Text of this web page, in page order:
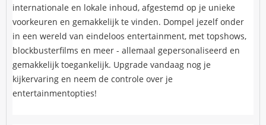
internationale en lokale inhoud, afgestemd op je unieke
voorkeuren en gemakkelijk te vinden. Dompel jezelf onder
in een wereld van eindeloos entertainment, met topshows,
blockbusterfilms en meer - allemaal gepersonaliseerd en
gemakkelijk toegankelijk. Upgrade vandaag nog je
kijkervaring en neem de controle over je
entertainmentopties!